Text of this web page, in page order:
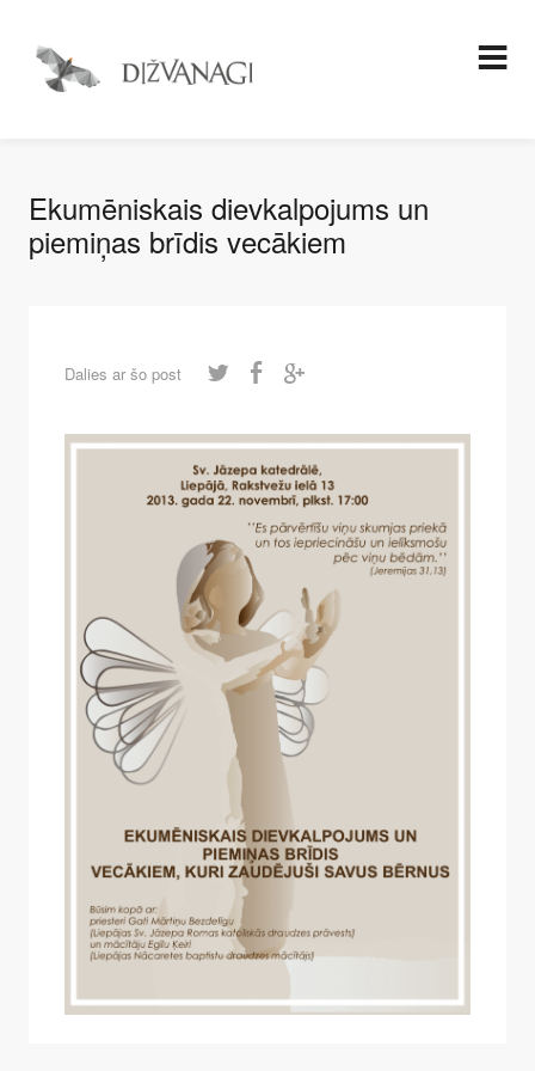
Ekumēniskais dievkalpojums un
piemiņas brīdis vecākiem
Dalies ar šo post